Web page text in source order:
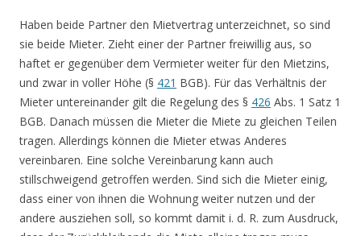
Haben beide Partner den Mietvertrag unterzeichnet, so sind
sie beide Mieter. Zieht einer der Partner freiwillig aus, so
haftet er gegenüber dem Vermieter weiter für den Mietzins,
und zwar in voller Höhe (§ 421 BGB). Für das Verhältnis der
Mieter untereinander gilt die Regelung des § 426 Abs. 1 Satz 1
BGB. Danach müssen die Mieter die Miete zu gleichen Teilen
tragen. Allerdings können die Mieter etwas Anderes
vereinbaren. Eine solche Vereinbarung kann auch
stillschweigend getroffen werden. Sind sich die Mieter einig,
dass einer von ihnen die Wohnung weiter nutzen und der
andere ausziehen soll, so kommt damit i. d. R. zum Ausdruck,